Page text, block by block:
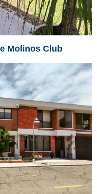
Molinos Club